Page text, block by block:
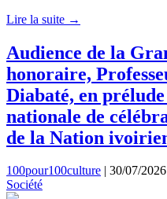
Lire la suite →
Audience de la
honoraire,
Diabaté, en
nationale de
de la Nation
100pour100culture | 30/07/
Société